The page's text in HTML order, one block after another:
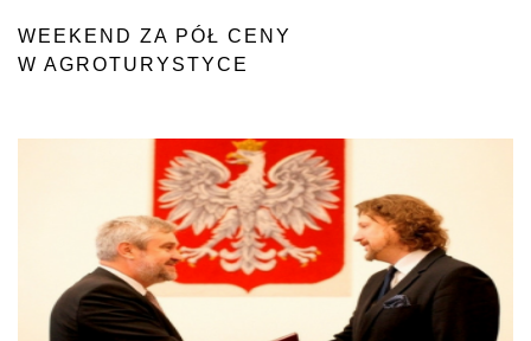
WEEKEND ZA PÓŁ CENY
W AGROTURYSTYCE